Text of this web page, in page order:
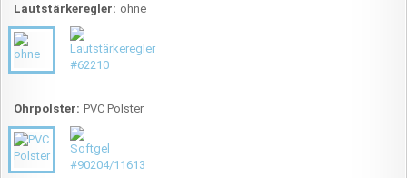
Lautstärkeregler: ohne
Ohrpolster: PVC Polster